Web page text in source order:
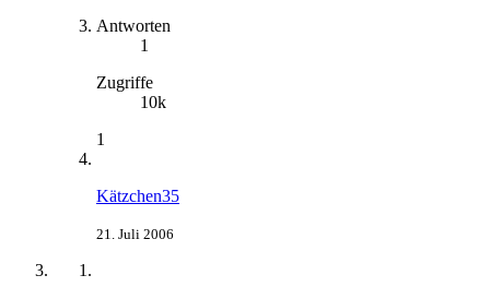
Antworten
1
Zugriffe
10k
1
Kätzchen35
21. Juli 2006